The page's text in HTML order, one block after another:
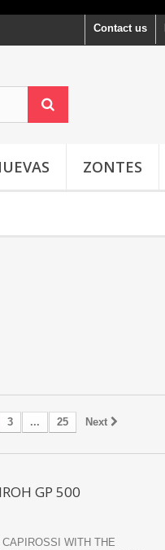
Contact us
ZONTES
3 ... 25 Next
GP 500
WITH THE